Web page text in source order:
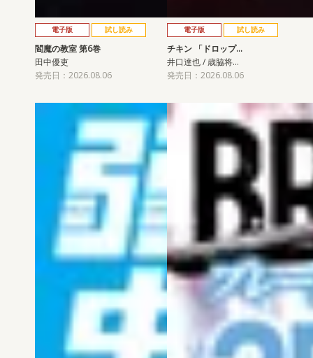
電子版 試し読み
閻魔の教室 第6巻
田中優吏
発売日：2026.08.06
電子版 試し読み
チキン 「ドロップ…
井口達也 / 歳脇将…
発売日：2026.08.06